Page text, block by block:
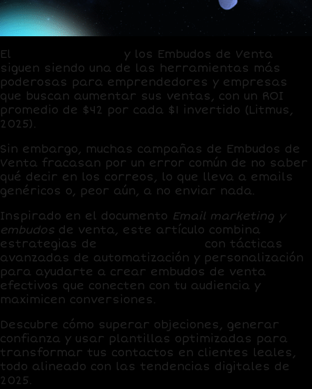
El y los Embudos de Venta
siguen siendo una de las herramientas más
poderosas para emprendedores y empresas
que buscan aumentar sus ventas, con un ROI
promedio de $42 por cada $1 invertido (Litmus,
2025).
Sin embargo, muchas campañas de Embudos de
Venta fracasan por un error común de no saber
qué decir en los correos, lo que lleva a emails
genéricos o, peor aún, a no enviar nada.
Inspirado en el documento Email marketing y
embudos de venta, este artículo combina
estrategias de
con tácticas
avanzadas de automatización y personalización
para ayudarte a crear embudos de venta
efectivos que conecten con tu audiencia y
maximicen conversiones.
Descubre cómo superar objeciones, generar
confianza y usar plantillas optimizadas para
transformar tus contactos en clientes leales,
todo alineado con las tendencias digitales de
2025.